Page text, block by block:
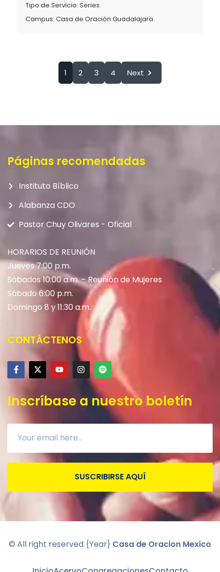
Tipo de Servicio: Series
Campus: Casa de Oración Guadalajara
1 2 3 4 Next
Páginas recomendadas
Instituto Bíblico
Alabanza CDO
Pastor Chuy Olivares - Oficial
HORARIOS DE REUNIÓN
Jueves 7:00 p.m.
Sábados 10:00 a.m. – Reunión de Mujeres
Sábado 6:00 p.m.
Domingo 8 y 11:30 a.m.
CONTÁCTENOS
Inscríbase a nuestro boletín
SUSCRIBIRSE AQUÍ
© All right reserved {Year} Casa de Oracion Mexico